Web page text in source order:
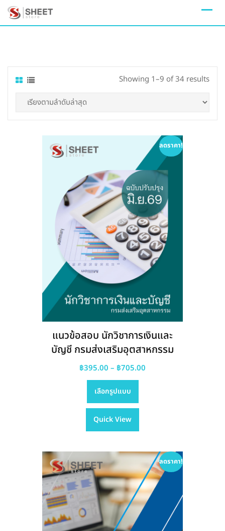
Skip
Showing 1–9 of 34 results
ลดราคา!
แนวข้อสอบ นักวิชาการเงินและ
บัญชี กรมส่งเสริมอุตสาหกรรม
฿395.00 – ฿705.00
เลือกรูปแบบ
This
has
variants.
options
may
be
chosen
on
Quick View
ลดราคา!